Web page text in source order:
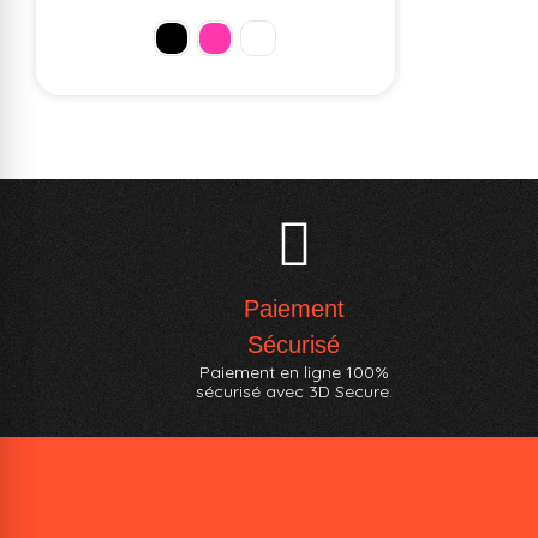
Paiement
Sécurisé
Paiement en ligne 100%
sécurisé avec 3D Secure.